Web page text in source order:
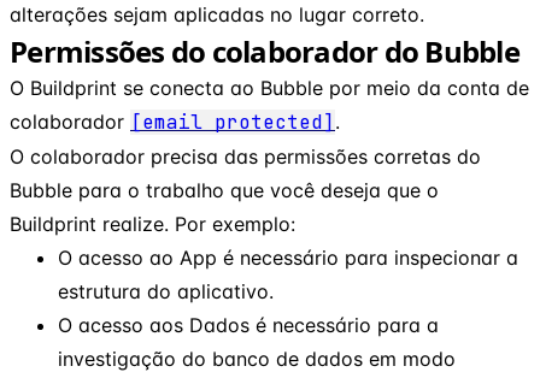
alterações sejam aplicadas no lugar correto.
Permissões do colaborador do Bubble
O Buildprint se conecta ao Bubble por meio da conta de
colaborador [email protected] .
O colaborador precisa das permissões corretas do
Bubble para o trabalho que você deseja que o
Buildprint realize. Por exemplo:
O acesso ao App é necessário para inspecionar a
estrutura do aplicativo.
O acesso aos Dados é necessário para a
investigação do banco de dados em modo